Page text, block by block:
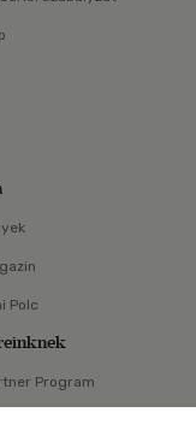
Polc
Program